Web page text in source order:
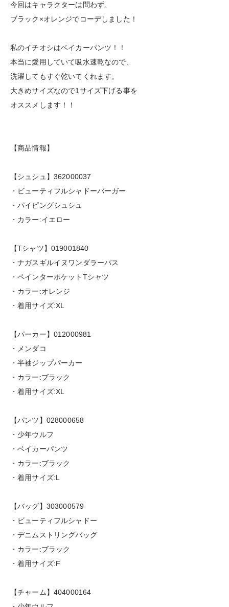
今回はキャラクターは問わず、
ブラック×オレンジでコーデしました！
私のイチオシはベイカーパンツ！！
本当に愛用していて吸水速乾なので、
洗濯してもすぐ乾いてくれます。
大きめサイズなので1サイズ下げる事を
オススメします！！
【商品情報】
【シュシュ】362000037
・ビューティフルシャドーバーガー
・パイピングシュシュ
・カラー:イエロー
【Tシャツ】019001840
・ナガスギルイヌワンダラーパス
・ペインターポケットTシャツ
・カラー:オレンジ
・着用サイズ:XL
【パーカー】012000981
・メンダコ
・半袖ジップパーカー
・カラー:ブラック
・着用サイズ:XL
【パンツ】028000658
・少年ウルフ
・ベイカーパンツ
・カラー:ブラック
・着用サイズ:L
【バッグ】303000579
・ビューティフルシャドー
・デニムストリングバッグ
・カラー:ブラック
・着用サイズ:F
【チャーム】404000164